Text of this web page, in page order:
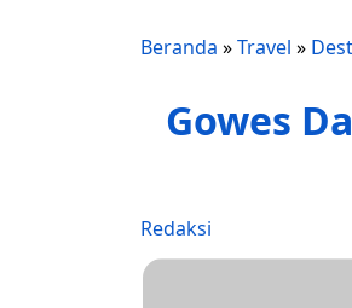
Beranda »Travel »
Gowes
Redaksi